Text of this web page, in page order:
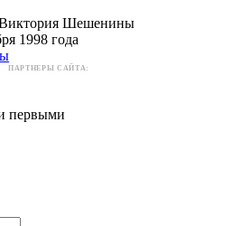
Шешенины
1998 года
ПАРТНЕРЫ САЙТА:
первыми